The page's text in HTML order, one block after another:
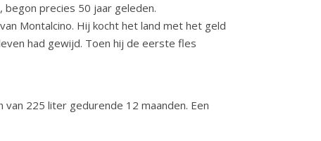
begon precies 50 jaar geleden.
Montalcino. Hij kocht het land met het geld
had gewijd. Toen hij de eerste fles
225 liter gedurende 12 maanden. Een